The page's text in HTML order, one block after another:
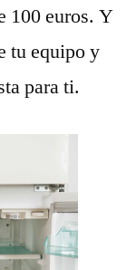
100 euros. Y
tu equipo y
para ti.